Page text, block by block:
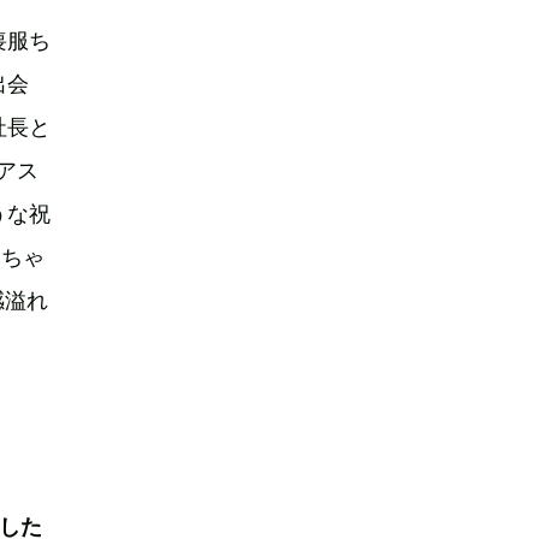
服ち
会
と
ス
な祝
ゃ
溢れ
た